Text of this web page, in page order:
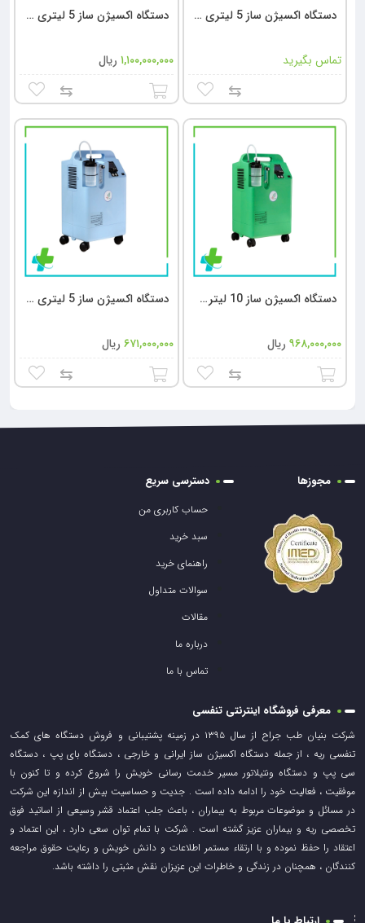
دستگاه اکسیژن ساز 5 لیتری کارو | K5 Karo Oxygen Concentrator
تماس بگیرید
⇆
دستگاه اکسیژن ساز 5 لیتری پلاس سدنا | SOC 5⁺ Sedna Oxygen Concentrator
۱,۱۰۰,۰۰۰,۰۰۰ ریال
افزودن به
⇆
دستگاه اکسیژن ساز 10 لیتری اکساز |10Lit Oxas Oxygen Concentrator
۹۶۸,۰۰۰,۰۰۰ ریال
⇆
دستگاه اکسیژن ساز 5 لیتری اکساز |5Lit Oxas Oxygen Concentrator
۶۷۱,۰۰۰,۰۰۰ ریال
⇆
مجوزها دسترسی سریع
حساب کاربری من
سبد خرید
راهنمای خرید
سوالات متداول
مقالات
درباره ما
تماس با ما
معرفی فروشگاه اینترنتی تنفسی
شرکت بنیان طب جراح از سال ۱۳۹۵ در زمینه پشتیبانی و فروش دستگاه های کمک
تنفسی ریه ، از جمله دستگاه اکسیژن ساز ایرانی و خارجی ، دستگاه بای پپ ، دستگاه
سی پپ و دستگاه ونتیلاتور مسیر خدمت رسانی خویش را شروع کرده و تا کنون با
موفقیت ، فعالیت خود را ادامه داده است . جدیت و حساسیت بیش از اندازه این شرکت
در مسائل و موضوعات مربوط به بیماران ، باعث جلب اعتماد قشر وسیعی از اساتید فوق
تخصصی ریه و بیماران عزیز گشته است . شرکت با تمام توان سعی دارد ، این اعتماد و
اعتقاد را حفظ نموده و با ارتقاء مستمر اطلاعات و دانش خویش و رعایت حقوق مراجعه
کنندگان ، همچنان در زندگی و خاطرات این عزیزان نقش مثبتی را داشته باشد.